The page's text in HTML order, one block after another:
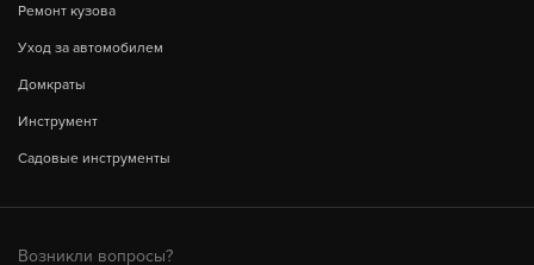
Ремонт кузова
Уход за автомобилем
Домкраты
Инструмент
Садовые инструменты
Возникли вопросы?